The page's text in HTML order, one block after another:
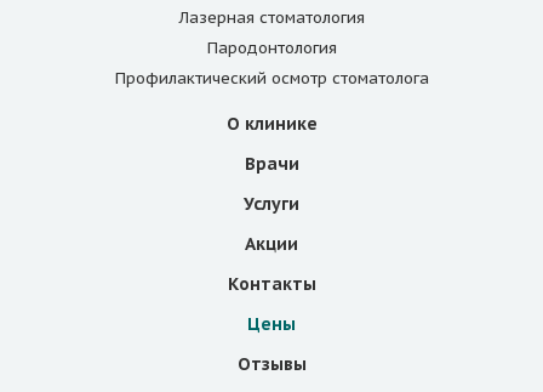
Лазерная стоматология
Пародонтология
Профилактический осмотр стоматолога
О клинике
Врачи
Услуги
Акции
Контакты
Цены
Отзывы